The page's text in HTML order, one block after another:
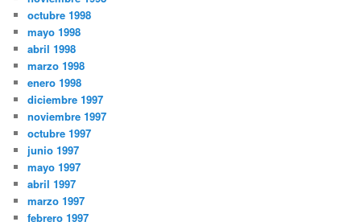
octubre 1998
mayo 1998
abril 1998
marzo 1998
enero 1998
diciembre 1997
noviembre 1997
octubre 1997
junio 1997
mayo 1997
abril 1997
marzo 1997
febrero 1997